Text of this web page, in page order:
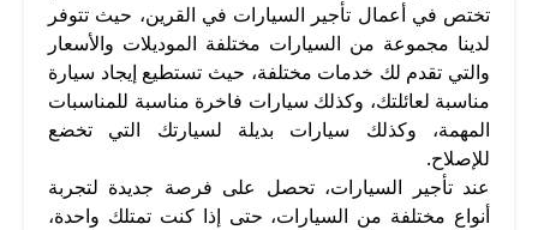
تختص في أعمال تأجير السيارات في القرين، حيث تتوفر
لدينا مجموعة من السيارات مختلفة الموديلات والأسعار
والتي تقدم لك خدمات مختلفة، حيث تستطيع إيجاد سيارة
مناسبة لعائلتك، وكذلك سيارات فاخرة مناسبة للمناسبات
المهمة، وكذلك سيارات بديلة لسيارتك التي تخضع
للإصلاح.
عند تأجير السيارات، تحصل على فرصة جديدة لتجربة
أنواع مختلفة من السيارات، حتى إذا كنت تمتلك واحدة،